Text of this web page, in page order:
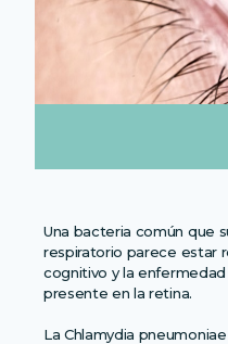
Una bacteria común que
respiratorio parece estar
cognitivo y la
presente en la retina.
La Chlamydia